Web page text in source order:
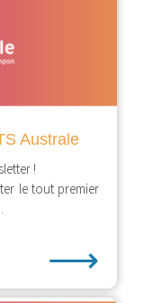
Australe
!
le tout premier
⟶